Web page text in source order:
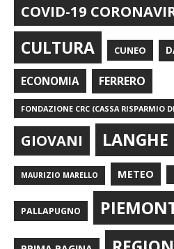
COVID-19
CULTURA CUNEO
ECONOMIA FERRERO
FONDAZIONE CRC (CASSA RISPARMIO
GIOVANI LANGHE
MAURIZIO MARELLO METEO
PALLAPUGNO